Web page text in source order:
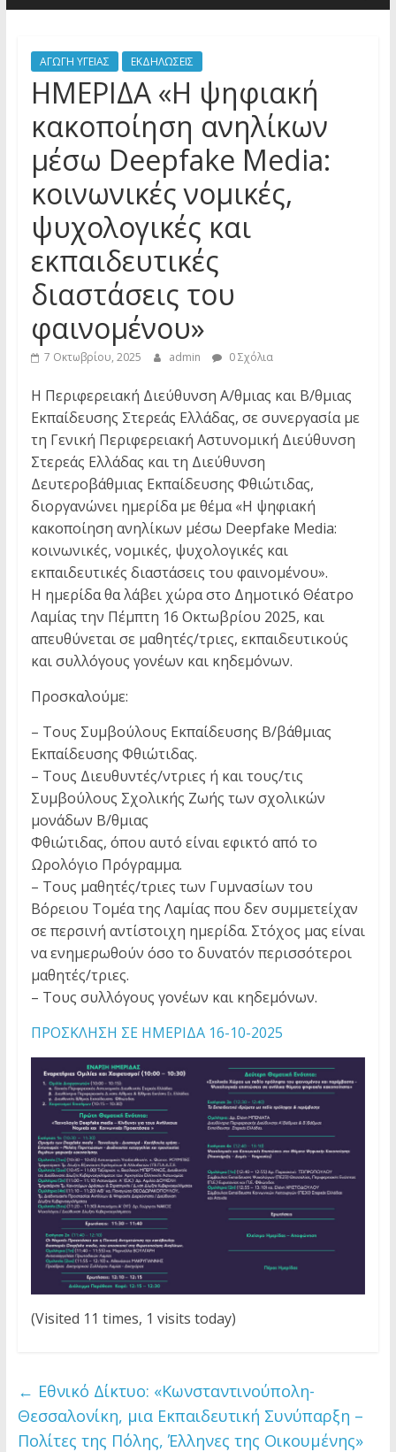
ΑΓΩΓΗ ΥΓΕΙΑΣ ΕΚΔΗΛΩΣΕΙΣ
ΗΜΕΡΙΔΑ «Η ψηφιακή
κακοποίηση ανηλίκων
μέσω Deepfake Media:
κοινωνικές νομικές,
ψυχολογικές και
εκπαιδευτικές
διαστάσεις του
φαινομένου»
7 Οκτωβρίου, 2025 admin 0 Σχόλια
Η Περιφερειακή Διεύθυνση Α/θμιας και Β/θμιας
Εκπαίδευσης Στερεάς Ελλάδας, σε συνεργασία με
τη Γενική Περιφερειακή Αστυνομική Διεύθυνση
Στερεάς Ελλάδας και τη Διεύθυνση
Δευτεροβάθμιας Εκπαίδευσης Φθιώτιδας,
διοργανώνει ημερίδα με θέμα «Η ψηφιακή
κακοποίηση ανηλίκων μέσω Deepfake Media:
κοινωνικές, νομικές, ψυχολογικές και
εκπαιδευτικές διαστάσεις του φαινομένου».
Η ημερίδα θα λάβει χώρα στο Δημοτικό Θέατρο
Λαμίας την Πέμπτη 16 Οκτωβρίου 2025, και
απευθύνεται σε μαθητές/τριες, εκπαιδευτικούς
και συλλόγους γονέων και κηδεμόνων.
Προσκαλούμε:
– Τους Συμβούλους Εκπαίδευσης Β/βάθμιας
Εκπαίδευσης Φθιώτιδας.
– Τους Διευθυντές/ντριες ή και τους/τις
Συμβούλους Σχολικής Ζωής των σχολικών
μονάδων Β/θμιας
Φθιώτιδας, όπου αυτό είναι εφικτό από το
Ωρολόγιο Πρόγραμμα.
– Τους μαθητές/τριες των Γυμνασίων του
Βόρειου Τομέα της Λαμίας που δεν συμμετείχαν
σε περσινή αντίστοιχη ημερίδα. Στόχος μας είναι
να ενημερωθούν όσο το δυνατόν περισσότεροι
μαθητές/τριες.
– Τους συλλόγους γονέων και κηδεμόνων.
ΠΡΟΣΚΛΗΣΗ ΣΕ ΗΜΕΡΙΔΑ 16-10-2025
(Visited 11 times, 1 visits today)
← Εθνικό Δίκτυο: «Κωνσταντινούπολη-
Θεσσαλονίκη, μια Εκπαιδευτική Συνύπαρξη –
Πολίτες της Πόλης, Έλληνες της Οικουμένης»